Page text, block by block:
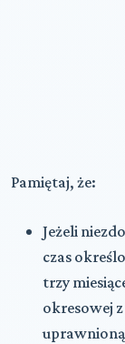
Pamiętaj, że:
Jeżeli
czas
trzy
okresowej